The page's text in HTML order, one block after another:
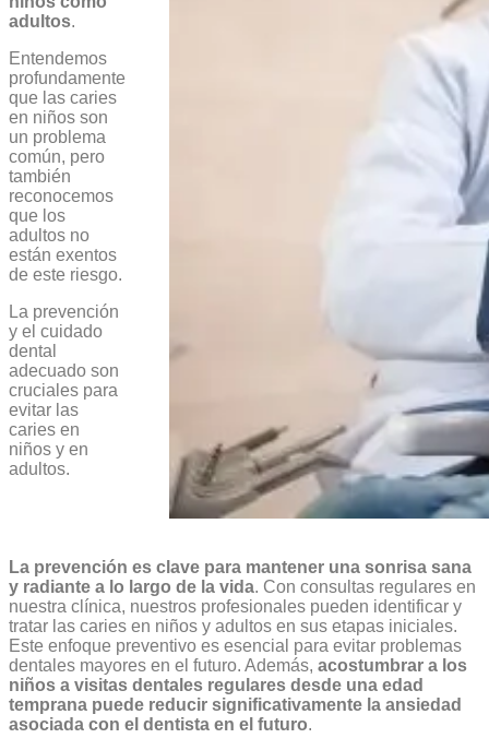
adultos.
Entendemos
profundamente
que las caries
en niños son
un problema
común, pero
también
reconocemos
que los
adultos no
están exentos
de este riesgo.
La prevención
y el cuidado
dental
adecuado son
cruciales para
evitar las
caries en
niños y en
adultos.
La prevención es clave para mantener una sonrisa sana
y radiante a lo largo de la vida. Con consultas regulares en
nuestra clínica, nuestros profesionales pueden identificar y
tratar las caries en niños y adultos en sus etapas iniciales.
Este enfoque preventivo es esencial para evitar problemas
dentales mayores en el futuro. Además, acostumbrar a los
niños a visitas dentales regulares desde una edad
temprana puede reducir significativamente la ansiedad
asociada con el dentista en el futuro.